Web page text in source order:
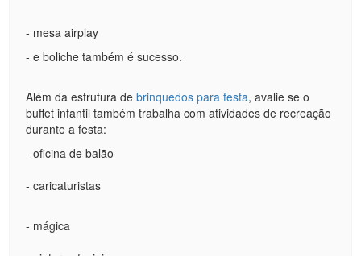
- mesa airplay
- e boliche também é sucesso.
Além da estrutura debrinquedos para festa, avalie se o
buffet infantil também trabalha com atividades de recreação
durante a festa:
- oficina de balão
- caricaturistas
- mágica